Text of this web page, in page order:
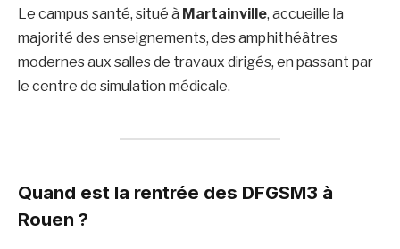
Le campus santé, situé à Martainville, accueille la
majorité des enseignements, des amphithéâtres
modernes aux salles de travaux dirigés, en passant par
le centre de simulation médicale.
Quand est la rentrée des DFGSM3 à
Rouen ?